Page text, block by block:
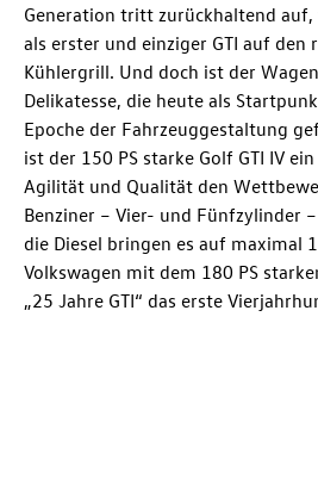
Generation tritt zurückhaltend auf,
als erster und einziger GTI auf den
Kühlergrill. Und doch ist der
Delikatesse, die heute als
Epoche der Fahrzeuggestaltung
ist der 150 PS starke Golf GTI IV
Agilität und Qualität den
Benziner – Vier- und Fünfzylinder
die Diesel bringen es auf maximal
Volkswagen mit dem 180 PS
„25 Jahre GTI“ das erste